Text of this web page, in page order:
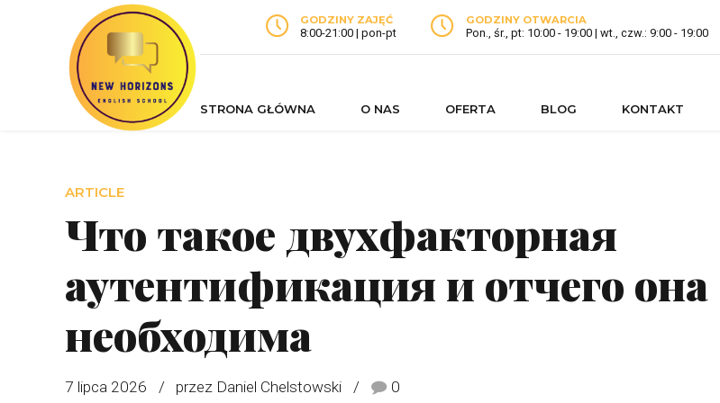
GODZINY ZAJĘĆ
8:00-21:00 | pon-pt
GODZINY OTWARCIA
Pon., śr., pt: 10:00 - 19:00 | wt., czw.: 9:00 - 19:00
STRONA GŁÓWNA O NAS OFERTA BLOG KONTAKT
ARTICLE
Что такое двухфакторная
аутентификация и отчего она
необходима
7 lipca 2026 przez Daniel Chelstowski 0